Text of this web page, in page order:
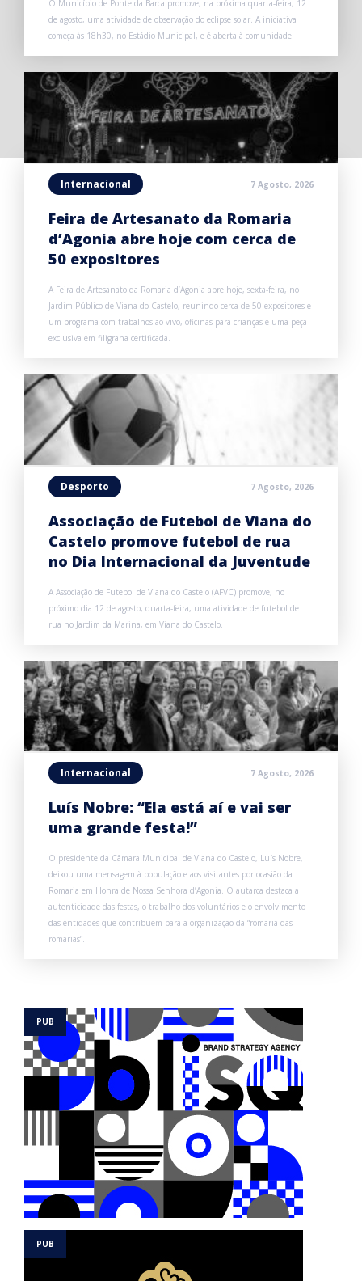
O Município de Ponte da Barca promove, na próxima quarta-feira, 12
de agosto, uma atividade de observação do eclipse solar. A iniciativa
começa às 18h30, no Estádio Municipal, e é aberta à comunidade.
Internacional 7 Agosto, 2026
Feira de Artesanato da Romaria
d’Agonia abre hoje com cerca de
50 expositores
A Feira de Artesanato da Romaria d’Agonia abre hoje, sexta-feira, no
Jardim Público de Viana do Castelo, reunindo cerca de 50 expositores e
um programa com trabalhos ao vivo, oficinas para crianças e uma peça
exclusiva em filigrana certificada.
Desporto 7 Agosto, 2026
Associação de Futebol de Viana do
Castelo promove futebol de rua
no Dia Internacional da Juventude
A Associação de Futebol de Viana do Castelo (AFVC) promove, no
próximo dia 12 de agosto, quarta-feira, uma atividade de futebol de
rua no Jardim da Marina, em Viana do Castelo.
Internacional 7 Agosto, 2026
Luís Nobre: “Ela está aí e vai ser
uma grande festa!”
O presidente da Câmara Municipal de Viana do Castelo, Luís Nobre,
deixou uma mensagem à população e aos visitantes por ocasião da
Romaria em Honra de Nossa Senhora d’Agonia. O autarca destaca a
autenticidade das festas, o trabalho dos voluntários e o envolvimento
das entidades que contribuem para a organização da “romaria das
romarias”.